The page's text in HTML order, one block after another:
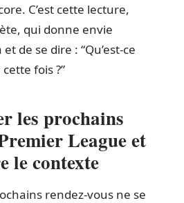
C’est cette lecture,
qui donne envie
et de se dire : “Qu’est-ce
fois ?”
les prochains
League et
le contexte
rendez-vous ne se